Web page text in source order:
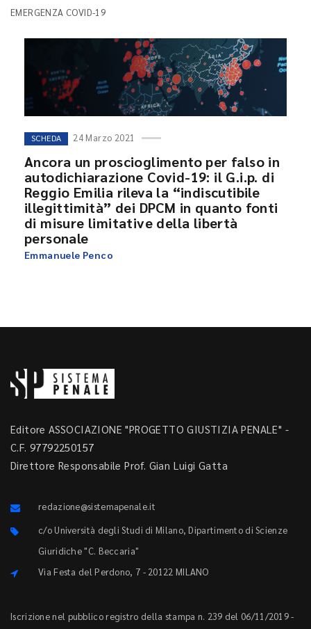
EMERGENZA COVID-19
SCHEDA 24 Marzo 2021
Ancora un proscioglimento per falso in
autodichiarazione Covid-19: il G.i.p. di
Reggio Emilia rileva la “indiscutibile
illegittimità” dei DPCM in quanto fonti
di misure limitative della libertà
personale
Emmanuele Penco
Editore ASSOCIAZIONE "PROGETTO GIUSTIZIA PENALE" -
C.F. 97792250157
Direttore Responsabile Prof. Gian Luigi Gatta
redazione@sistemapenale.it
c/o Università degli Studi di Milano, Dipartimento di Scienze
Giuridiche "C. Beccaria"
Via Festa del Perdono, 7 - 20122 MILANO
Iscrizione nel pubblico registro della stampa n. 239 del 06/11/2019 -